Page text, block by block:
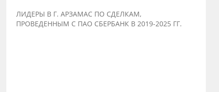
ЛИДЕРЫ В Г. АРЗАМАС ПО СДЕЛКАМ,
ПРОВЕДЕННЫМ С ПАО СБЕРБАНК В 2019-2025 ГГ.